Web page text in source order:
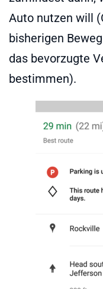
Auto nutzen will
bisherigen
das bevorzugte
bestimmen).